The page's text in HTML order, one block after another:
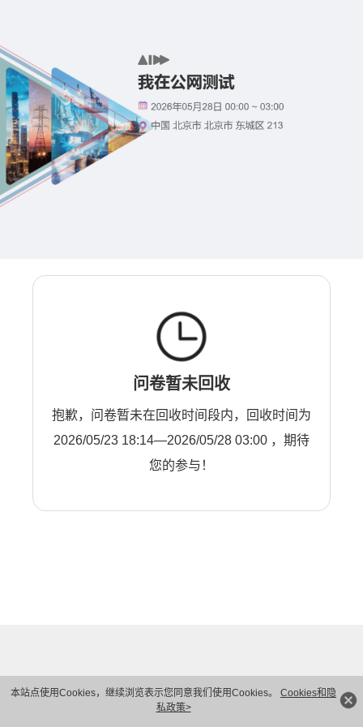
本站点使用Cookies，继续浏览表示您同意我们使用Cookies。 Cookies和隐
私政策>
问卷暂未回收
抱歉，问卷暂未在回收时间段内，回收时间为
2026/05/23 18:14—2026/05/28 03:00 ，期待
您的参与！